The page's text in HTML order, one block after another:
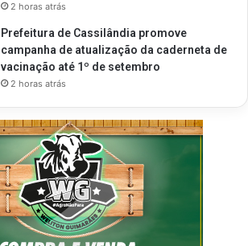
2 horas atrás
Prefeitura de Cassilândia promove
campanha de atualização da caderneta de
vacinação até 1º de setembro
2 horas atrás